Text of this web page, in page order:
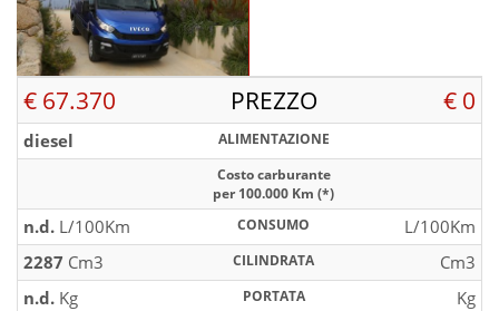
€ 67.370 PREZZO € 0
diesel
ALIMENTAZIONE
Costo carburante
per 100.000 Km (*)
n.d. L/100Km CONSUMO
L/100Km
2287 Cm3 CILINDRATA
Cm3
n.d. Kg PORTATA
Kg